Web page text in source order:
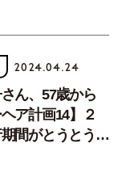
2024.04.24
さん、57歳から
ア計画14】２
間がとうとう終